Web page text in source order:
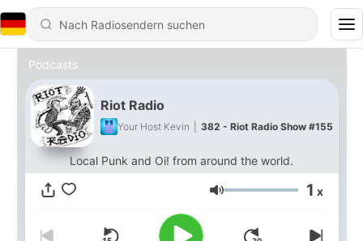
Podcasts
Riot Radio
Your Host Kevin 382 - Riot Radio Show #155
Local Punk and Oi! from around the world.
Lautstärke 1 x